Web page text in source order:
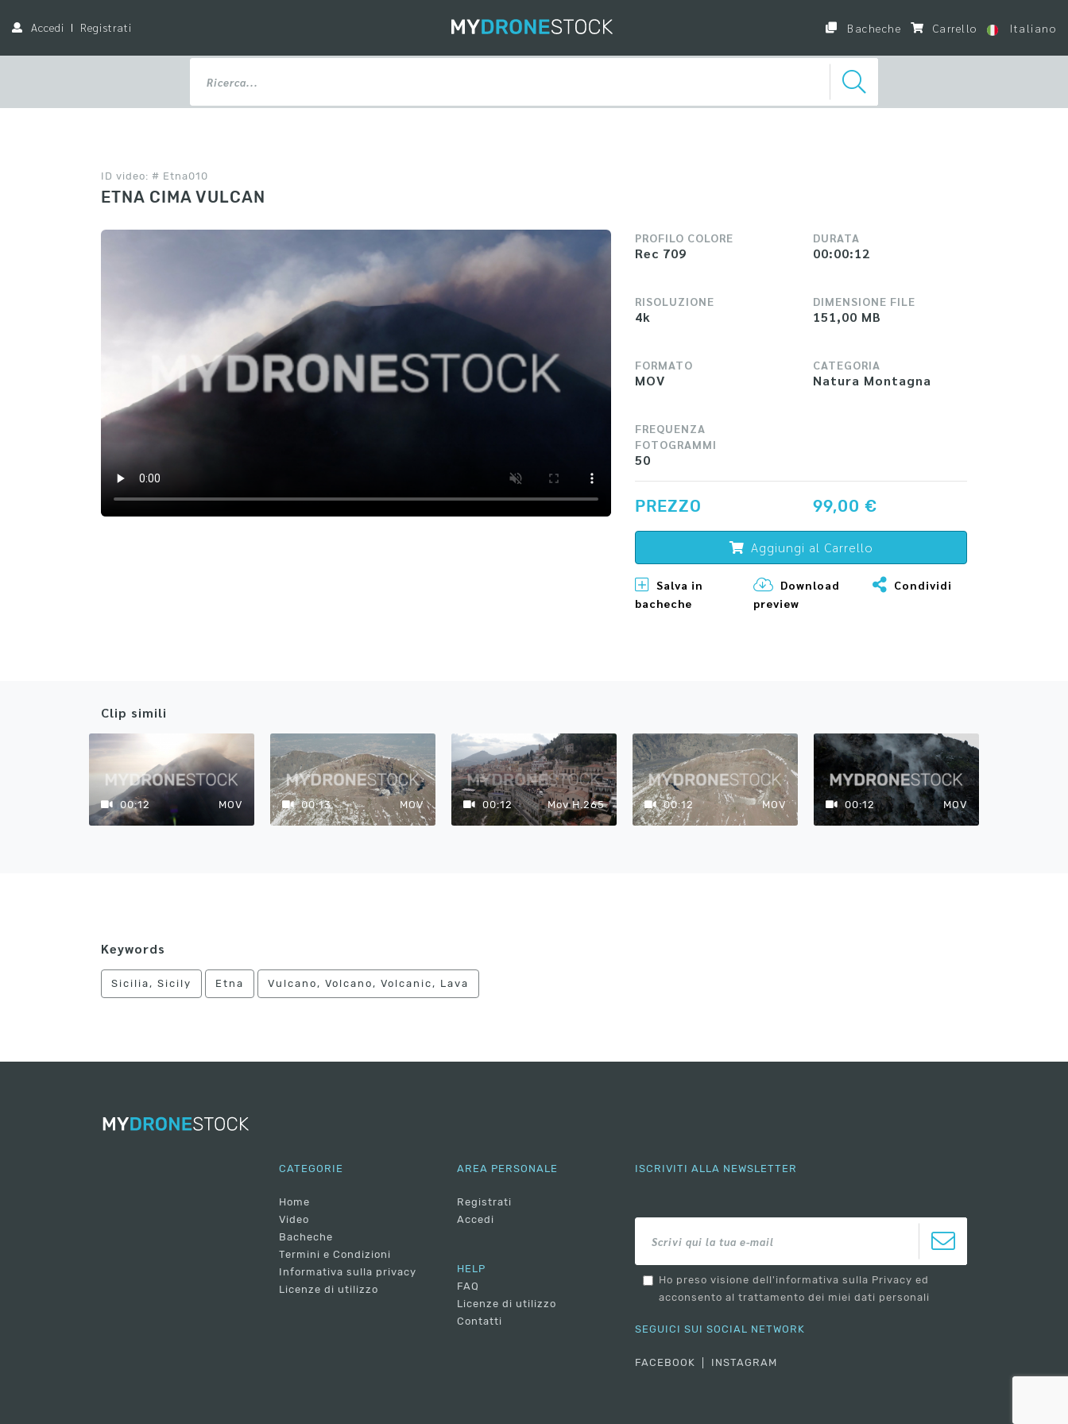
Accedi Registrati Bacheche Carrello Italiano
ID video: # Etna010
ETNA CIMA VULCAN
PROFILO COLORE
Rec 709
RISOLUZIONE
4k
FORMATO
MOV
FREQUENZA
FOTOGRAMMI
50
DURATA
00:00:12
DIMENSIONE FILE
151,00 MB
CATEGORIA
Natura Montagna
PREZZO 99,00 €
Aggiungi al Carrello
Salva in
bacheche
Download
preview
Condividi
Clip simili
00:12 MOV 00:13 MOV 00:12 Mov H.265 00:12 MOV 00:12 MOV
Keywords
Sicilia, Sicily Etna Vulcano, Volcano, Volcanic, Lava
CATEGORIE
Home
Video
Bacheche
Termini e Condizioni
Informativa sulla privacy
Licenze di utilizzo
AREA PERSONALE
Registrati
Accedi
HELP
FAQ
Licenze di utilizzo
Contatti
ISCRIVITI ALLA NEWSLETTER
Ho preso visione dell'informativa sulla Privacy ed
acconsento al trattamento dei miei dati personali
SEGUICI SUI SOCIAL NETWORK
FACEBOOK INSTAGRAM